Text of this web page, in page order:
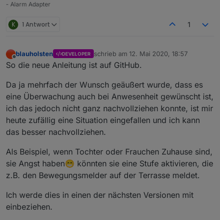
- Alarm Adapter
K 1 Antwort 1
Offline
blauholsten DEVELOPER schrieb am 12. Mai 2020, 18:57
zuletzt editiert von
So die neue Anleitung ist auf GitHub.
Da ja mehrfach der Wunsch geäußert wurde, dass es
eine Überwachung auch bei Anwesenheit gewünscht ist,
ich das jedoch nicht ganz nachvollziehen konnte, ist mir
heute zufällig eine Situation eingefallen und ich kann
das besser nachvollziehen.
Als Beispiel, wenn Tochter oder Frauchen Zuhause sind,
sie Angst haben😁 könnten sie eine Stufe aktivieren, die
z.B. den Bewegungsmelder auf der Terrasse meldet.
Ich werde dies in einen der nächsten Versionen mit
einbeziehen.